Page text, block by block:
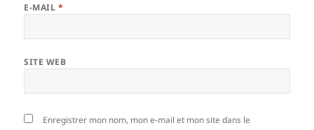
E-MAIL *
SITE WEB
Enregistrer mon nom, mon e-mail et mon site dans le